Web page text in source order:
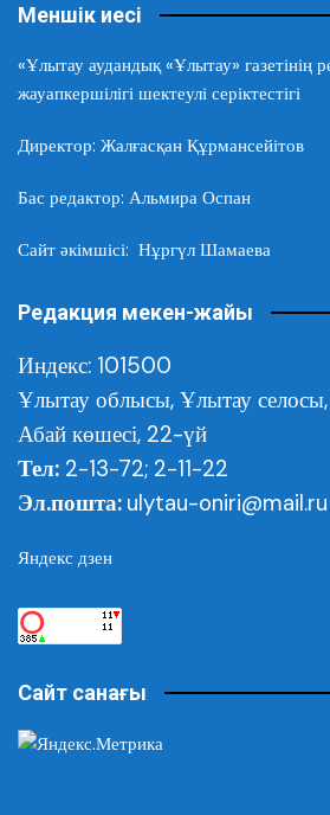
Меншік иесі
«Ұлытау аудандық «Ұлытау» газетінің
жауапкершілігі шектеулі серіктестігі
Директор: Жалғасқан Құрмансейітов
Бас редактор: Альмира Оспан
Сайт әкімшісі: Нұргүл Шамаева
Редакция мекен-жайы
Индекс: 101500
Ұлытау облысы, Ұлытау селосы,
Абай көшесі, 22-үй
Тел: 2-13-72; 2-11-22
Эл.пошта: ulytau-oniri@mail.ru
Яндекс дзен
Сайт санағы